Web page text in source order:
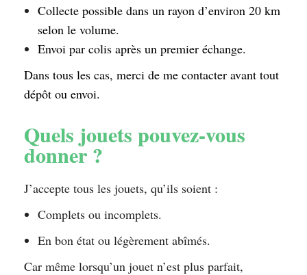
Collecte possible dans un rayon d’environ 20 km
selon le volume.
Envoi par colis après un premier échange.
Dans tous les cas, merci de me contacter avant tout
dépôt ou envoi.
Quels jouets pouvez-vous
donner ?
J’accepte tous les jouets, qu’ils soient :
Complets ou incomplets.
En bon état ou légèrement abîmés.
Car même lorsqu’un jouet n’est plus parfait,